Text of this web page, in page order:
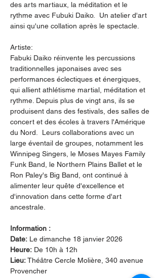
des arts martiaux, la méditation et le
rythme avec Fubuki Daiko.  Un atelier d'art
ainsi qu'une collation après le spectacle.
Artiste:
Fabuki Daiko réinvente les percussions
traditionnelles japonaises avec ses
performances éclectiques et énergiques,
qui allient athlétisme martial, méditation et
rythme. Depuis plus de vingt ans, ils se
produisent dans des festivals, des salles de
concert et des écoles à travers l'Amérique
du Nord.  Leurs collaborations avec un
large éventail de groupes, notamment les
Winnipeg Singers, le Moses Mayes Family
Funk Band, le Northern Plains Ballet et le
Ron Paley's Big Band, ont continué à
alimenter leur quête d'excellence et
d'innovation dans cette forme d'art
ancestrale.
Information :
Date: Le dimanche 18 janvier 2026
Heure: De 10h à 12h
Lieu: Théâtre Cercle Molière, 340 avenue
Provencher